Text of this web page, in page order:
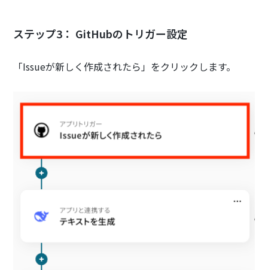
ステップ3： GitHubのトリガー設定
「Issueが新しく作成されたら」をクリックします。